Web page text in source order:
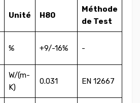
Unité H80
Méthode
de Test
% +9/-16% -
W/(m-
K)
0.031 EN 12667